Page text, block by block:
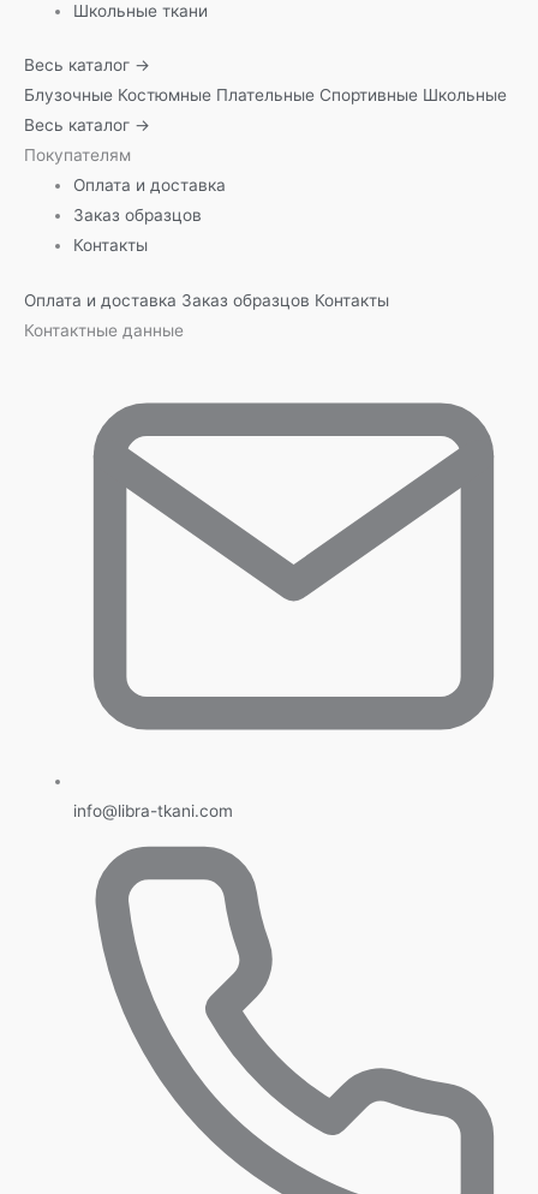
Школьные ткани
Весь каталог →
Блузочные Костюмные Плательные Спортивные Школьные
Весь каталог →
Покупателям
Оплата и доставка
Заказ образцов
Контакты
Оплата и доставка Заказ образцов Контакты
Контактные данные
info@libra-tkani.com